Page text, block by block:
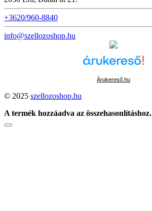
+3620/960-8840
info@szellozoshop.hu
Árukereső.hu
© 2025 szellozoshop.hu
A termék hozzáadva az összehasonlításhoz.